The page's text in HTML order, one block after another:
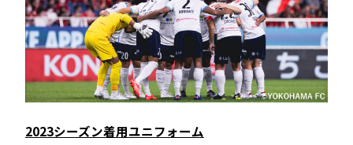
2023シーズン着用ユニフォーム